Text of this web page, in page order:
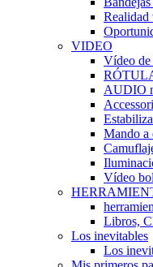
Realidad
VIDEO
Vídeo
AUDIO
Mando a
Vídeo
Libros,
Los inevitables
Los